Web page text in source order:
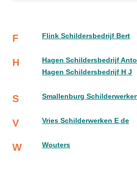
F Flink Schildersbedrijf Bert
H
Hagen Schildersbedrijf
Hagen Schildersbedrijf H J
S Smallenburg
V Vries Schilderwerken E de
W Wouters